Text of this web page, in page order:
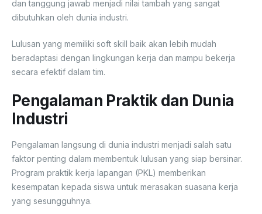
dan tanggung jawab menjadi nilai tambah yang sangat
dibutuhkan oleh dunia industri.
Lulusan yang memiliki soft skill baik akan lebih mudah
beradaptasi dengan lingkungan kerja dan mampu bekerja
secara efektif dalam tim.
Pengalaman Praktik dan Dunia
Industri
Pengalaman langsung di dunia industri menjadi salah satu
faktor penting dalam membentuk lulusan yang siap bersinar.
Program praktik kerja lapangan (PKL) memberikan
kesempatan kepada siswa untuk merasakan suasana kerja
yang sesungguhnya.